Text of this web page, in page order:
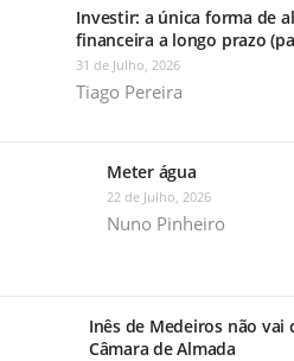
Investir: a única forma de
financeira a longo prazo
31 de Julho, 2026
Tiago Pereira
Meter água
22 de Julho, 2026
Nuno Pinheiro
Inês de Medeiros não
Câmara de Almada